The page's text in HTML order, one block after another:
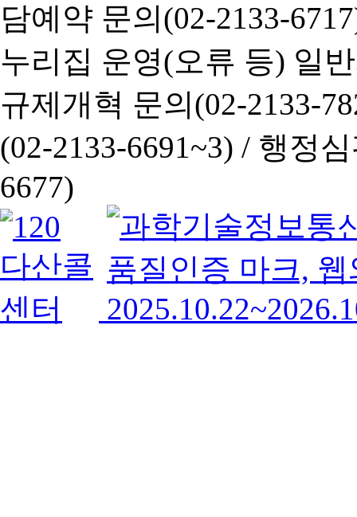
담예약 문의(02-2133-
누리집 운영(오류 등) 일
규제개혁 문의(02-2133-
(02-2133-6691~3) / 행정심
6677)